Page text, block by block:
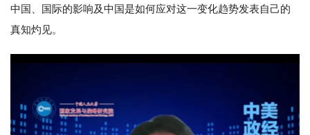
中国、国际的影响及中国是如何应对这一变化趋势发表自己的
真知灼见。